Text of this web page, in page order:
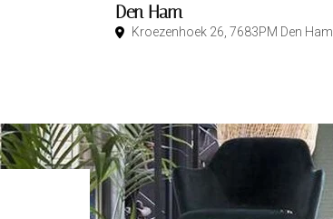
Den Ham
Kroezenhoek 26, 7683PM Den Ham